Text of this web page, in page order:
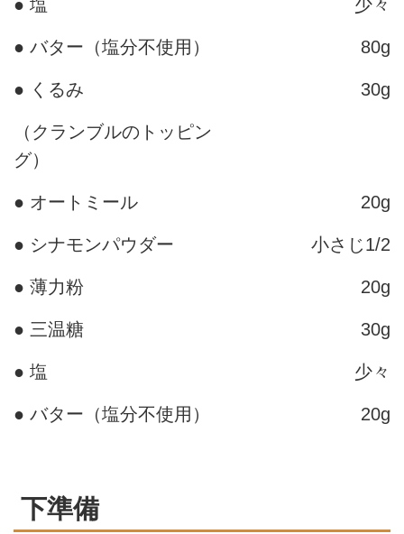
● 塩 少々
● バター（塩分不使用） 80g
● くるみ 30g
（クランブルのトッピン
グ）
● オートミール 20g
● シナモンパウダー 小さじ1/2
● 薄力粉 20g
● 三温糖 30g
● 塩 少々
● バター（塩分不使用） 20g
下準備